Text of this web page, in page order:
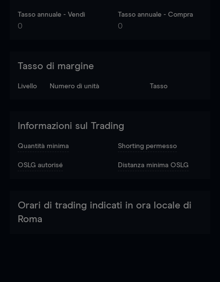
Tasso annuale - Vendi
0
Tasso annuale - Compra
0
Tasso di margine
Livello Numero di unità Tasso
Informazioni sul Trading
Quantità minima Shorting permesso
OSLG autorisé Distanza minima OSLG
Orari di trading indicati in ora locale di
Roma